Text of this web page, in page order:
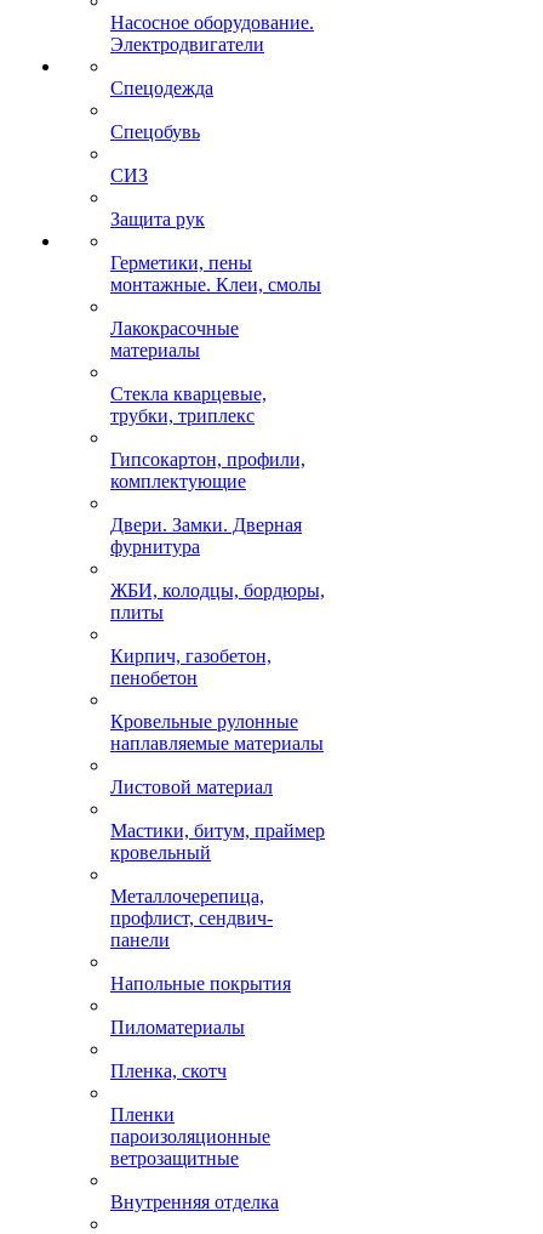
Насосное оборудование.
Электродвигатели
Спецодежда
Спецобувь
СИЗ
Защита рук
Герметики, пены
монтажные. Клеи, смолы
Лакокрасочные
материалы
Стекла кварцевые,
трубки, триплекс
Гипсокартон, профили,
комплектующие
Двери. Замки. Дверная
фурнитура
ЖБИ, колодцы, бордюры,
плиты
Кирпич, газобетон,
пенобетон
Кровельные рулонные
наплавляемые материалы
Листовой материал
Мастики, битум, праймер
кровельный
Металлочерепица,
профлист, сендвич-
панели
Напольные покрытия
Пиломатериалы
Пленка, скотч
Пленки
пароизоляционные
ветрозащитные
Внутренняя отделка